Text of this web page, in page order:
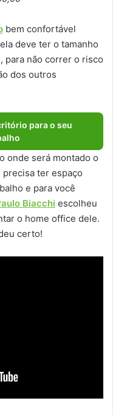
bem confortável
deve ter o tamanho
para não correr o risco
dos outros
para o seu
onde será montado o
ter espaço
e para você
Biacchi escolheu
o home office dele.
certo!